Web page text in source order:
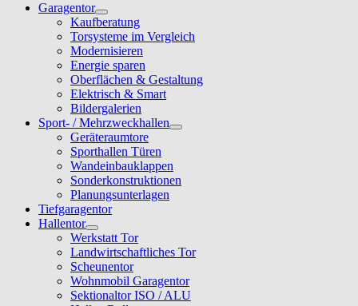
Garagentor
Kaufberatung
Torsysteme im Vergleich
Modernisieren
Energie sparen
Oberflächen & Gestaltung
Elektrisch & Smart
Bildergalerien
Sport- / Mehrzweckhallen
Geräteraumtore
Sporthallen Türen
Wandeinbauklappen
Sonderkonstruktionen
Planungsunterlagen
Tiefgaragentor
Hallentor
Werkstatt Tor
Landwirtschaftliches Tor
Scheunentor
Wohnmobil Garagentor
Sektionaltor ISO / ALU